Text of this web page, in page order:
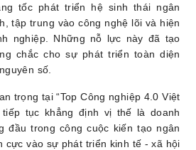
tốc phát triển hệ sinh thái ngân
tập trung vào công nghệ lõi và hiện
nghiệp. Những nỗ lực này đã tạo
chắc cho sự phát triển toàn diện
số.
trọng tại “Top Công nghiệp 4.0 Việt
tiếp tục khẳng định vị thế là doanh
đầu trong công cuộc kiến tạo ngân
cực vào sự phát triển kinh tế - xã hội